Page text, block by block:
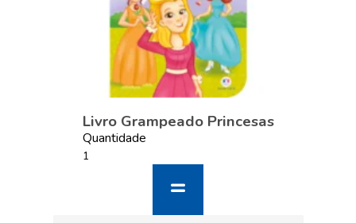
Livro Grampeado Princesas
Quantidade